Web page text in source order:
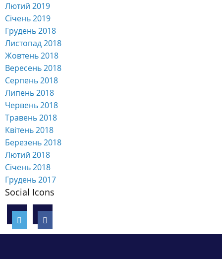
Лютий 2019
Січень 2019
Грудень 2018
Листопад 2018
Жовтень 2018
Вересень 2018
Серпень 2018
Липень 2018
Червень 2018
Травень 2018
Квітень 2018
Березень 2018
Лютий 2018
Січень 2018
Грудень 2017
Social Icons